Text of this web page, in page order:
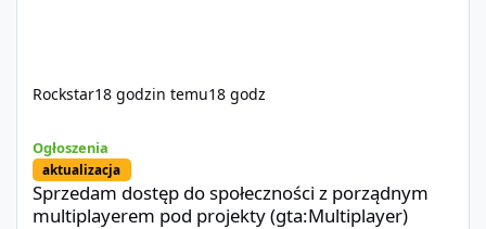
Rockstar18 godzin temu18 godz
Ogłoszenia
aktualizacja
Sprzedam dostęp do społeczności z porządnym
multiplayerem pod projekty (gta:Multiplayer)